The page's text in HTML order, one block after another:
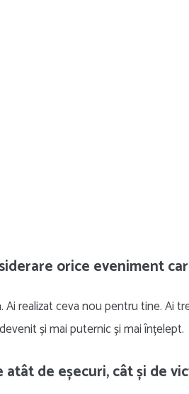
orice eveniment
Ai realizat ceva nou pentru tine. Ai
și mai puternic și mai înțelept.
atât de eșecuri, cât și de